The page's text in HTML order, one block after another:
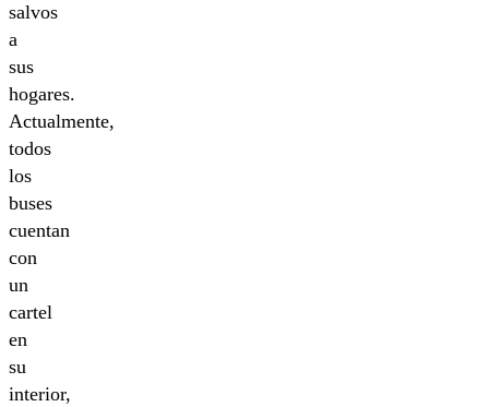
salvos
a
sus
hogares.
Actualmente,
todos
los
buses
cuentan
con
un
cartel
en
su
interior,